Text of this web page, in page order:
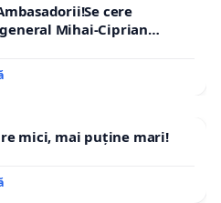
cere
Mihai-Ciprian
mici, mai puține mari!